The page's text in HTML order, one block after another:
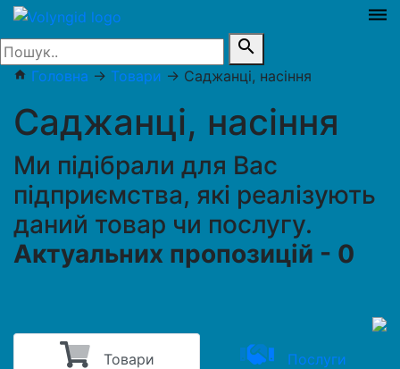
dehaze
search
home Головна → Товари → Саджанці, насіння
Саджанці, насіння
Ми підібрали для Вас
підприємства, які реалізують
даний товар чи послугу.
Актуальних пропозицій - 0
Товари
Послуги